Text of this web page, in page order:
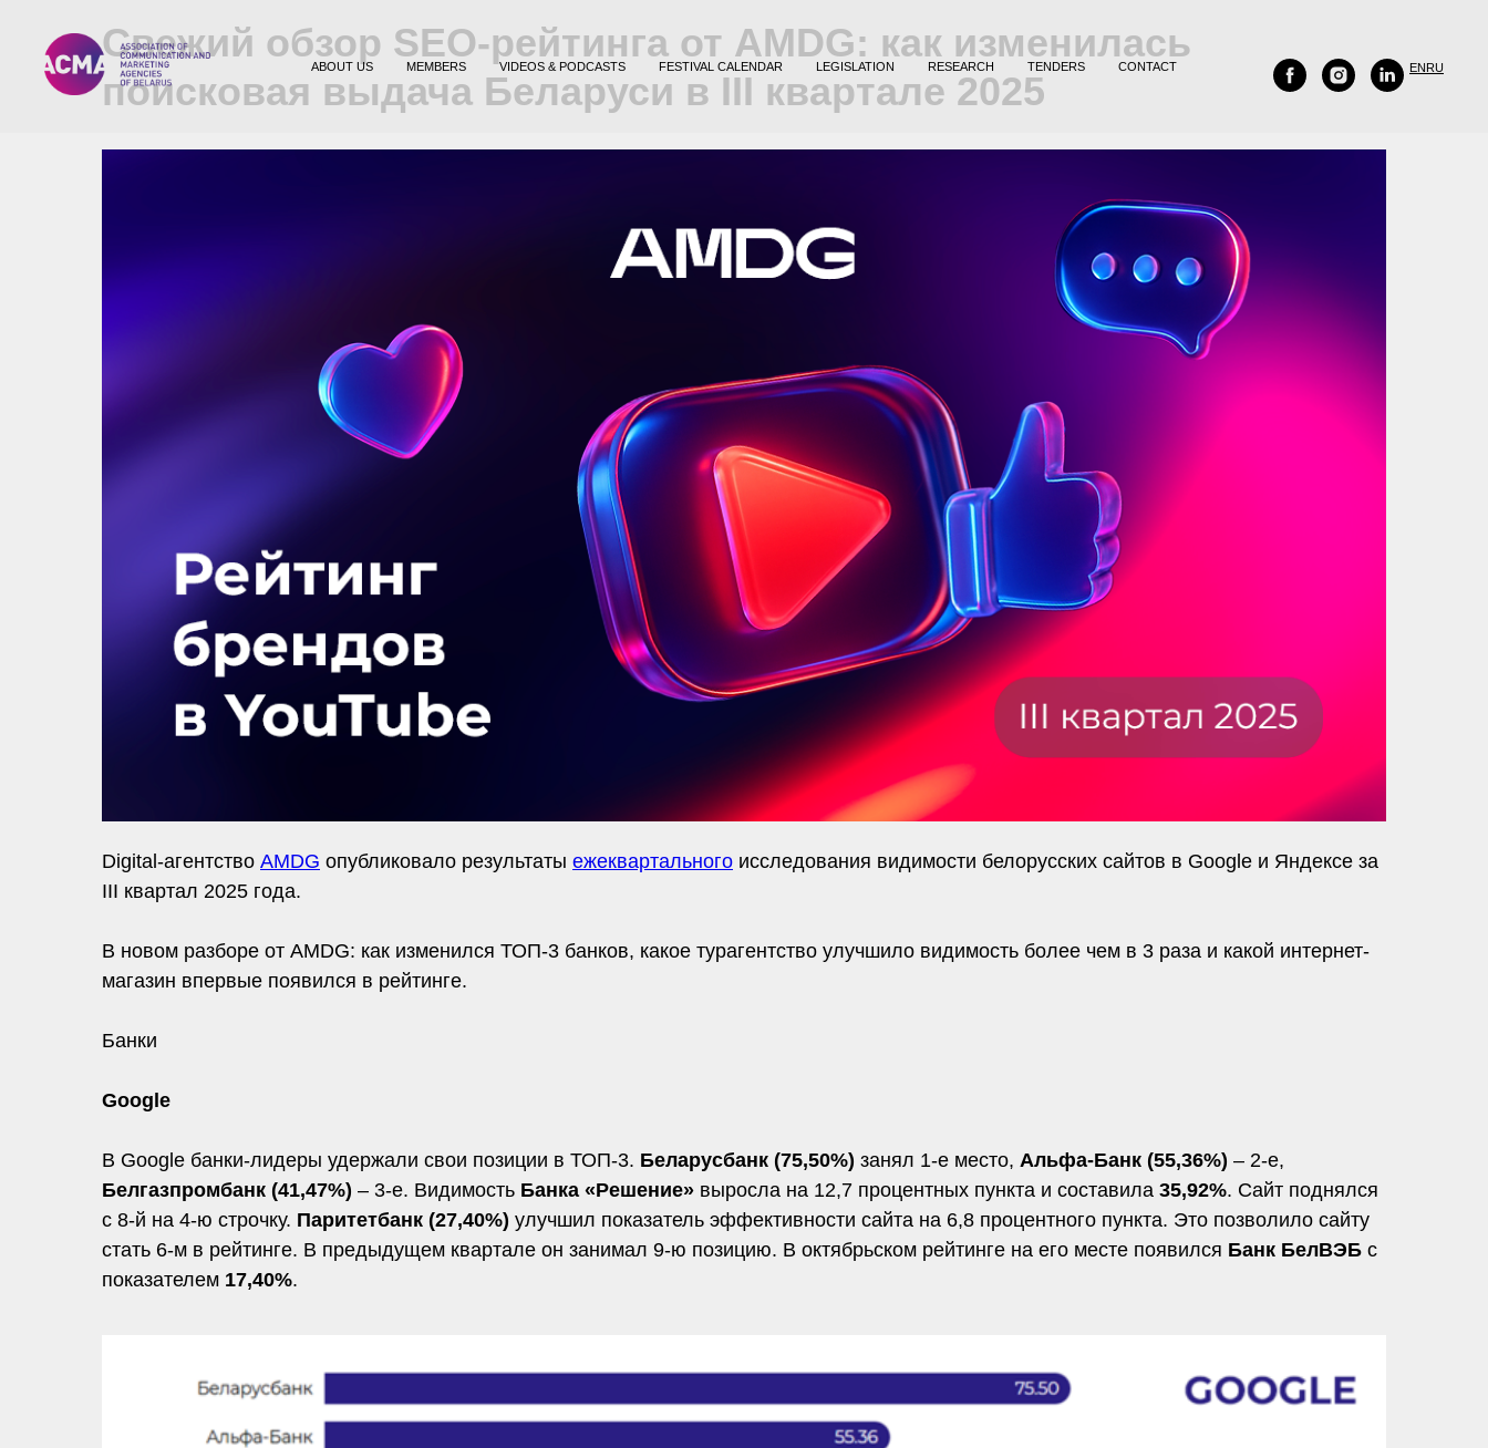
ABOUT US MEMBERS VIDEOS & PODCASTS FESTIVAL CALENDAR LEGISLATION RESEARCH TENDERS CONTACT ENRU
Свежий обзор SEO-рейтинга от AMDG: как изменилась
поисковая выдача Беларуси в III квартале 2025
Digital-агентство AMDG опубликовало результаты ежеквартального исследования видимости белорусских сайтов в Google и Яндексе за
III квартал 2025 года.
В новом разборе от AMDG: как изменился ТОП-3 банков, какое турагентство улучшило видимость более чем в 3 раза и какой интернет-
магазин впервые появился в рейтинге.
Банки
Google
В Google банки-лидеры удержали свои позиции в ТОП-3. Беларусбанк (75,50%) занял 1-е место, Альфа-Банк (55,36%) – 2-е,
Белгазпромбанк (41,47%) – 3-е. Видимость Банка «Решение» выросла на 12,7 процентных пункта и составила 35,92%. Сайт поднялся
с 8-й на 4-ю строчку. Паритетбанк (27,40%) улучшил показатель эффективности сайта на 6,8 процентного пункта. Это позволило сайту
стать 6-м в рейтинге. В предыдущем квартале он занимал 9-ю позицию. В октябрьском рейтинге на его месте появился Банк БелВЭБ с
показателем 17,40%.